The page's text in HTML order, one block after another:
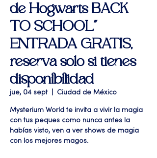
de Hogwarts BACK
TO SCHOOL"
ENTRADA GRATIS,
reserva solo si tienes
disponibilidad
jue, 04 sept Ciudad de México
Mysterium World te invita a vivir la magia
con tus peques como nunca antes la
habías visto, ven a ver shows de magia
con los mejores magos.